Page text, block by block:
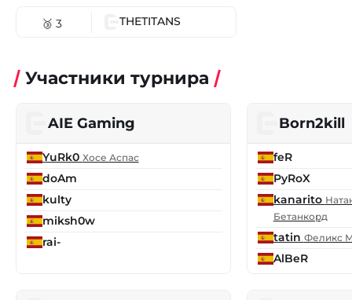
🥉 3 THETITANS
Участники турнира
AIE Gaming
YuRk0 Хосе Аспас
doAm
kulty
miksh0w
rai-
Born2kill
feR
PyRoX
kanarito
Бетанкорд
tatin Феликс
AlBeR